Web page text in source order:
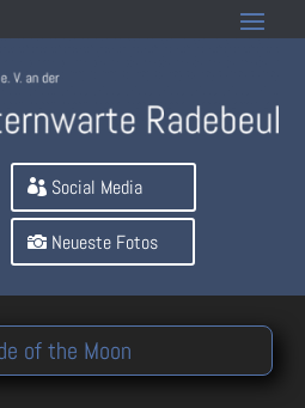
Social Media
Neueste Fotos
of the Moon